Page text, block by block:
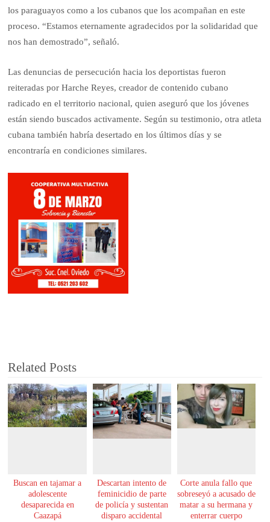
los paraguayos como a los cubanos que los acompañan en este
proceso. “Estamos eternamente agradecidos por la solidaridad que
nos han demostrado”, señaló.
Las denuncias de persecución hacia los deportistas fueron
reiteradas por Harche Reyes, creador de contenido cubano
radicado en el territorio nacional, quien aseguró que los jóvenes
están siendo buscados activamente. Según su testimonio, otra atleta
cubana también habría desertado en los últimos días y se
encontraría en condiciones similares.
Related Posts
Buscan en tajamar a
adolescente
desaparecida en
Caazapá
Descartan intento de
feminicidio de parte
de policía y sustentan
disparo accidental
Corte anula fallo que
sobreseyó a acusado de
matar a su hermana y
enterrar cuerpo